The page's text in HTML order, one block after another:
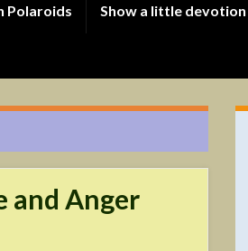
Polaroids Show a little devotion
and Anger